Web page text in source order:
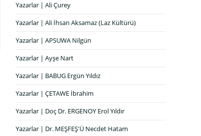
Yazarlar | Ali Çurey
Yazarlar | Ali İhsan Aksamaz (Laz Kültürü)
Yazarlar | APSUWA Nilgün
Yazarlar | Ayşe Nart
Yazarlar | BABUG Ergün Yıldız
Yazarlar | ÇETAWE İbrahim
Yazarlar | Doç Dr. ERGENOY Erol Yıldır
Yazarlar | Dr. MEŞFEŞ'Ü Necdet Hatam